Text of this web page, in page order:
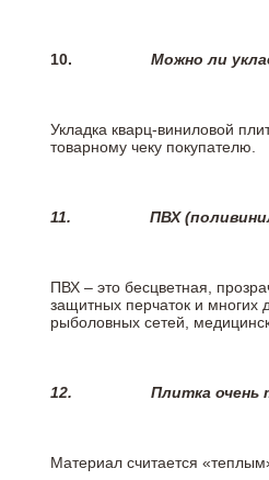
10. Можно ли
Укладка кварц-виниловой
товарному чеку покупателю.
11. ПВХ
ПВХ – это бесцветная,
защитных перчаток и многих
рыболовных сетей,
12. Плитка очень
Материал считается